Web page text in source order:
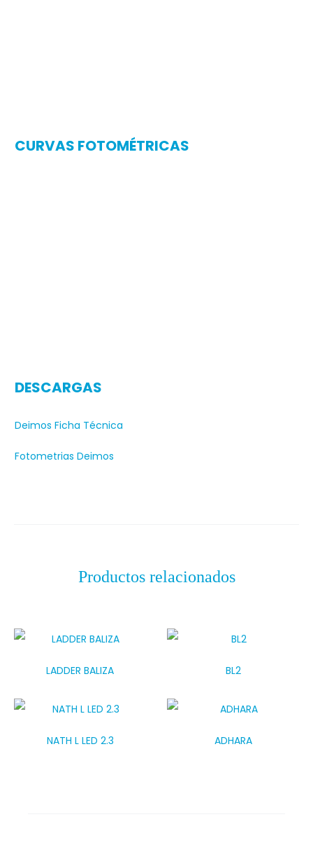
CURVAS FOTOMÉTRICAS
DESCARGAS
Deimos Ficha Técnica
Fotometrias Deimos
Productos relacionados
LADDER BALIZA BL2
NATH L LED 2.3 ADHARA